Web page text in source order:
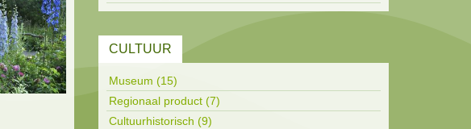
CULTUUR
Museum (15)
Regionaal product (7)
Cultuurhistorisch (9)